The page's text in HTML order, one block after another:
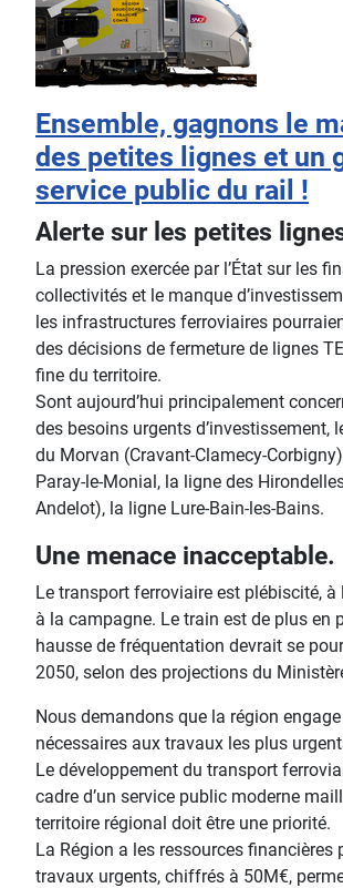
Ensemble, gagnons le
des petites lignes et un
service public du rail !
Alerte sur les petites
La pression exercée par l’État sur les
collectivités et le manque
les infrastructures ferroviaires
des décisions de fermeture de lignes
fine du territoire.
Sont aujourd’hui principalement
des besoins urgents d’investissement,
du Morvan (Cravant-Clamecy-
Paray-le-Monial, la ligne des
Andelot), la ligne Lure-Bain-les-Bains.
Une menace inacceptable.
Le transport ferroviaire est plébiscité,
à la campagne. Le train est de plus en
hausse de fréquentation devrait se
2050, selon des projections du
Nous demandons que la région
nécessaires aux travaux les plus
Le développement du transport
cadre d’un service public moderne
territoire régional doit être une priorité.
La Région a les ressources financières
travaux urgents, chiffrés à 50M€,